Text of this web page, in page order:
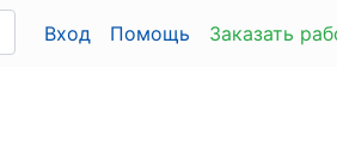
Вход Помощь Заказать